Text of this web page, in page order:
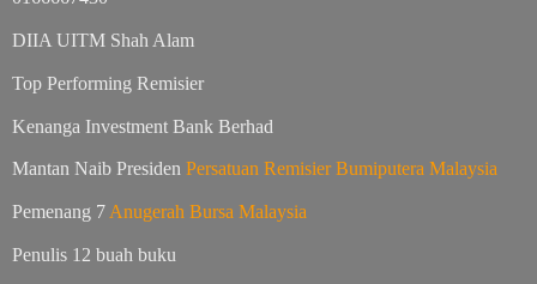
DIIA UITM Shah Alam
Top Performing Remisier
Kenanga Investment Bank Berhad
Mantan Naib Presiden Persatuan Remisier Bumiputera Malaysia
Pemenang 7 Anugerah Bursa Malaysia
Penulis 12 buah buku